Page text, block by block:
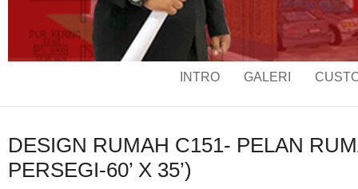
INTRO GALERI
DESIGN RUMAH C151- PELAN
PERSEGI-60’ X 35’)